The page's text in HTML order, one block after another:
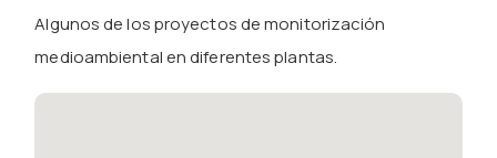
Algunos de los proyectos de monitorización
medioambiental en diferentes plantas.